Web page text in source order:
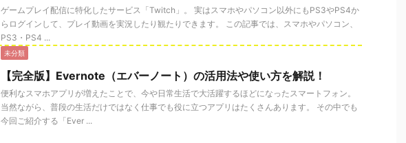
ゲームプレイ配信に特化したサービス「Twitch」。 実はスマホやパソコン以外にもPS3やPS4か
らログインして、プレイ動画を実況したり観たりできます。 この記事では、スマホやパソコン、
PS3・PS4 ...
未分類
【完全版】Evernote（エバーノート）の活用法や使い方を解説！
便利なスマホアプリが増えたことで、今や日常生活で大活躍するほどになったスマートフォン。
当然ながら、普段の生活だけではなく仕事でも役に立つアプリはたくさんあります。 その中でも
今回ご紹介する「Ever ...